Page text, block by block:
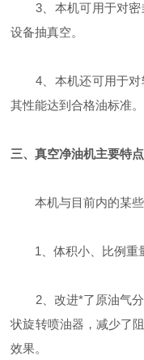
3、本机可用于对密
设备抽真空。
4、本机还可用于对
其性能达到合格油标准。
三、真空净油机主要特点
本机与目前内的某些
1、体积小、比例重量
2、改进*了原油气分
状旋转喷油器，减少了
效果。